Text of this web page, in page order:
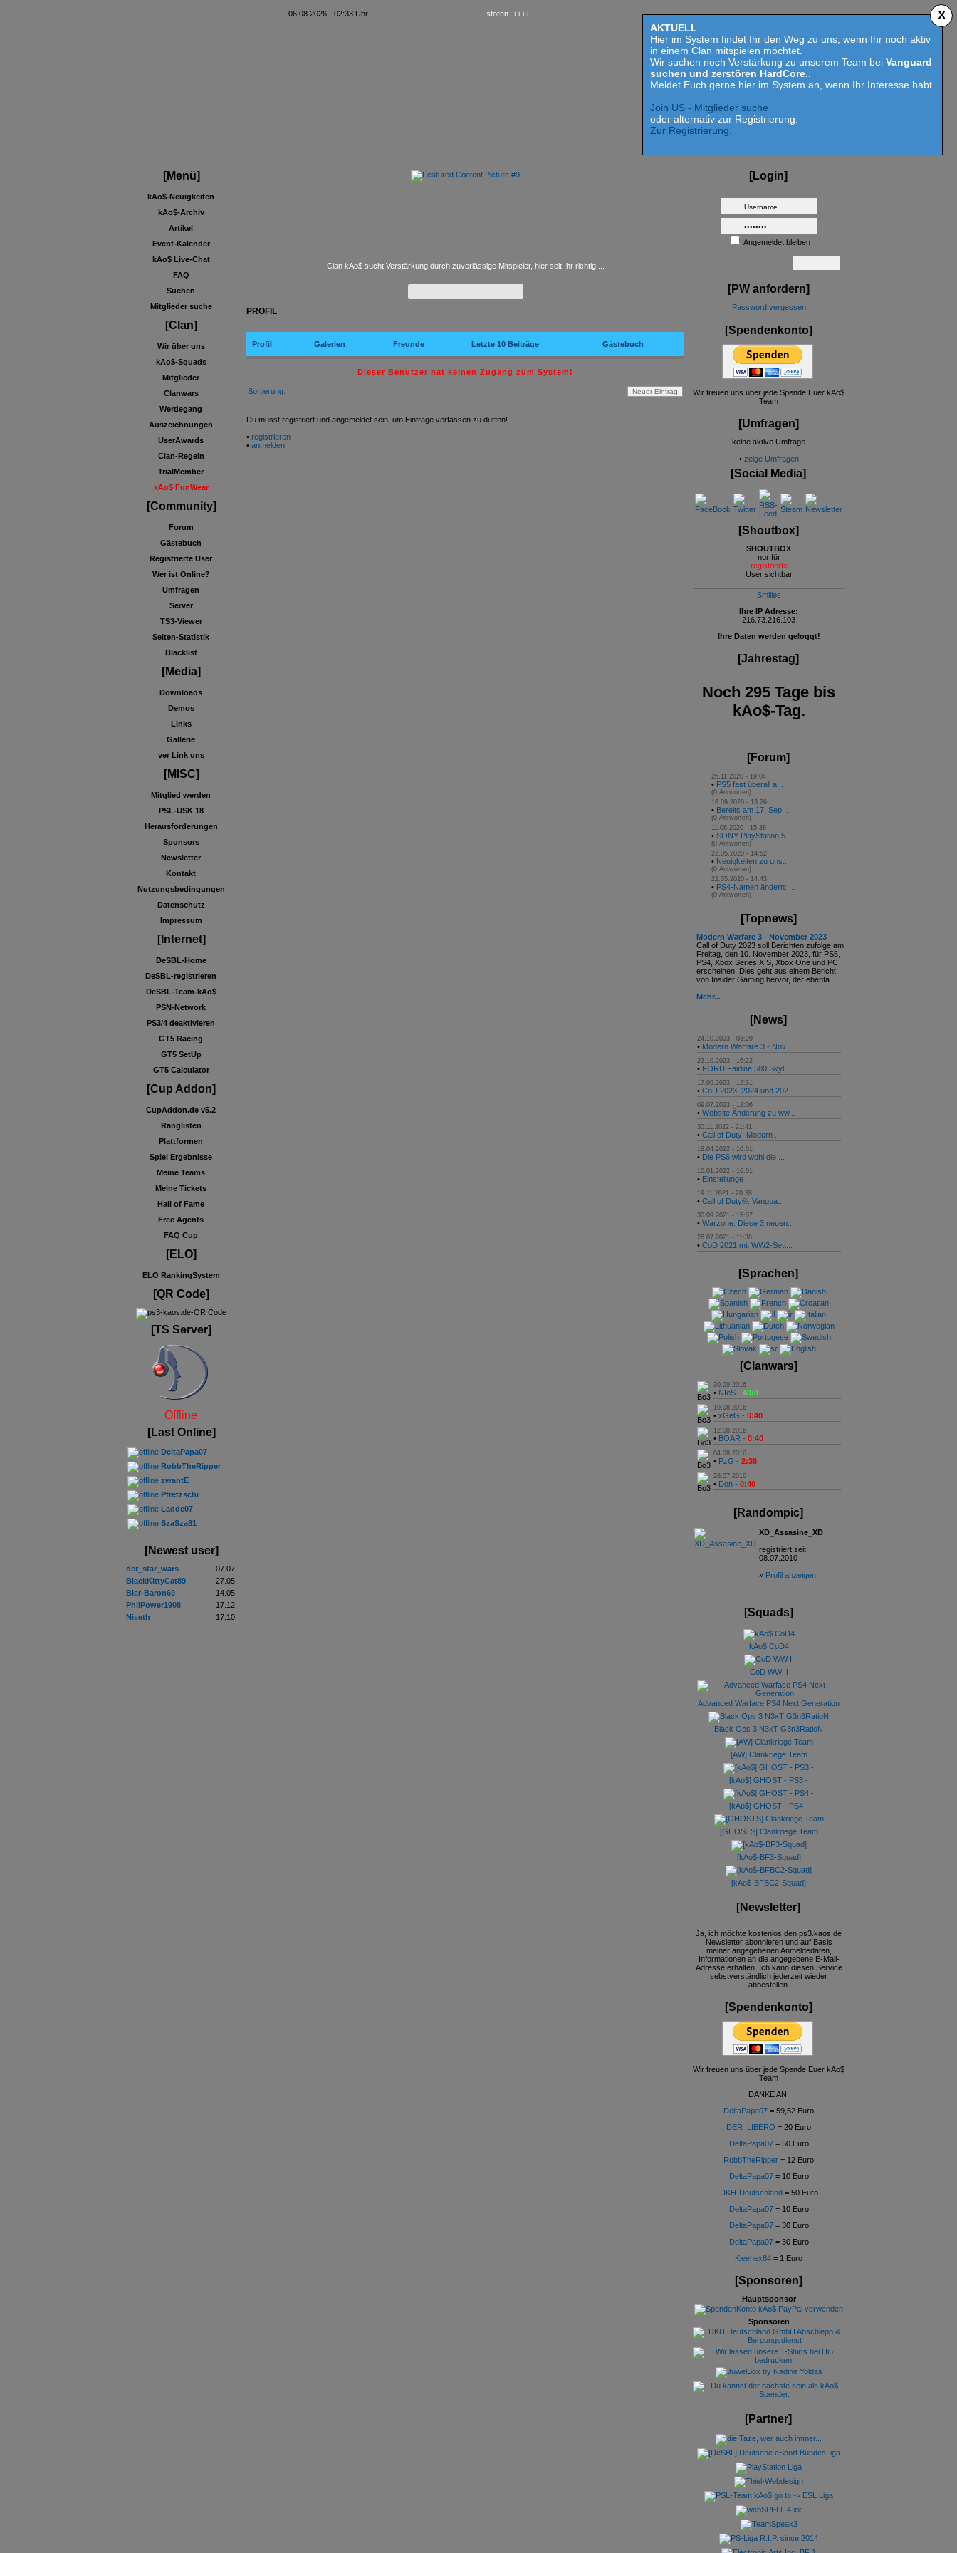
AKTUELL
Hier im System findet Ihr den Weg zu uns, wenn Ihr noch aktiv
in einem Clan mitspielen möchtet.
Wir suchen noch Verstärkung zu unserem Team bei Vanguard
suchen und zerstören HardCore.
Meldet Euch gerne hier im System an, wenn Ihr Interesse habt.
Join US - Mitglieder suche
oder alternativ zur Registrierung:
Zur Registrierung.
X
06.08.2026 - 02:33 Uhr
+++ kAo$ PS4/5 eSport Clan sucht auch 2023 Competition aktive Mitspieler für Call of Duty MW 2 - HardCore suchen und zerstören. ++++
[Menü]
kAo$-Neuigkeiten
kAo$-Archiv
Artikel
Event-Kalender
kAo$ Live-Chat
FAQ
Suchen
Mitglieder suche
[Clan]
Wir über uns
kAo$-Squads
Mitglieder
Clanwars
Werdegang
Auszeichnungen
UserAwards
Clan-Regeln
TrialMember
kAo$ FunWear
[Community]
Forum
Gästebuch
Registrierte User
Wer ist Online?
Umfragen
Server
TS3-Viewer
Seiten-Statistik
Blacklist
[Media]
Downloads
Demos
Links
Gallerie
ver Link uns
[MISC]
Mitglied werden
PSL-USK 18
Herausforderungen
Sponsors
Newsletter
Kontakt
Nutzungsbedingungen
Datenschutz
Impressum
[Internet]
DeSBL-Home
DeSBL-registrieren
DeSBL-Team-kAo$
PSN-Network
PS3/4 deaktivieren
GT5 Racing
GT5 SetUp
GT5 Calculator
[Cup Addon]
CupAddon.de v5.2
Ranglisten
Plattformen
Spiel Ergebnisse
Meine Teams
Meine Tickets
Hall of Fame
Free Agents
FAQ Cup
[ELO]
ELO RankingSystem
[QR Code]
[TS Server]
Offline
[Last Online]
DeltaPapa07
RobbTheRipper
zwantE
Pfretzschi
Ladde07
SzaSza81
[Newest user]
der_star_wars
07.07.
BlackKittyCat89
27.05.
Bier-Baron69
14.05.
PhilPower1908
17.12.
Niseth
17.10.
Clan kAo$ sucht Verstärkung durch zuverlässige Mitspieler, hier seit Ihr richtig ...
PROFIL
Profil Galerien Freunde Letzte 10 Beiträge Gästebuch
Dieser Benutzer hat keinen Zugang zum System!
Sortierung:
Du musst registriert und angemeldet sein, um Einträge verfassen zu dürfen!
• registrieren
• anmelden
[Login]
Angemeldet bleiben
[PW anfordern]
Password vergessen
[Spendenkonto]
Wir freuen uns über jede Spende Euer kAo$
Team
[Umfragen]
keine aktive Umfrage
• zeige Umfragen
[Social Media]
[Shoutbox]
SHOUTBOX
nur für
registrierte
User sichtbar
Smilies
Ihre IP Adresse:
216.73.216.103
Ihre Daten werden geloggt!
[Jahrestag]
Noch 295 Tage bis
kAo$-Tag.
[Forum]
25.11.2020 - 19:04
• PS5 fast überall a...
(0 Antworten)
18.09.2020 - 13:26
• Bereits am 17. Sep...
(0 Antworten)
11.06.2020 - 15:36
• SONY PlayStation 5...
(0 Antworten)
22.05.2020 - 14:52
• Neuigkeiten zu uns...
(0 Antworten)
22.05.2020 - 14:43
• PS4-Namen ändern: ...
(0 Antworten)
[Topnews]
Modern Warfare 3 - November 2023
Call of Duty 2023 soll Berichten zufolge am
Freitag, den 10. November 2023, für PS5,
PS4, Xbox Series X|S, Xbox One und PC
erscheinen. Dies geht aus einem Bericht
von Insider Gaming hervor, der ebenfa...
Mehr...
[News]
24.10.2023 - 03:29
• Modern Warfare 3 - Nov...
23.10.2023 - 16:22
• FORD Fairline 500 Skyl...
17.09.2023 - 12:31
• CoD 2023, 2024 und 202...
09.07.2023 - 12:06
• Website Änderung zu ww...
30.11.2022 - 21:41
• Call of Duty: Modern ...
18.04.2022 - 10:01
• Die PS6 wird wohl die ...
10.01.2022 - 16:01
• Einstellunge
19.11.2021 - 20:38
• Call of Duty®: Vangua...
30.09.2021 - 15:07
• Warzone: Diese 3 neuen...
26.07.2021 - 11:38
• CoD 2021 mit WW2-Sett...
[Sprachen]
[Clanwars]
30.09.2016
• NIeS - 40:0
19.08.2016
• xGeG - 0:40
12.08.2016
• BOAR - 0:40
04.08.2016
• PzG - 2:38
28.07.2016
• Don - 0:40
[Randompic]
XD_Assasine_XD
registriert seit:
08.07.2010
» Profil anzeigen
[Squads]
kAo$ CoD4
CoD WW II
Advanced Warface PS4 Next Generation
Black Ops 3 N3xT G3n3RatioN
[AW] Clankriege Team
[kAo$] GHOST - PS3 -
[kAo$] GHOST - PS4 -
[GHOSTS] Clankriege Team
[kAo$-BF3-Squad]
[kAo$-BFBC2-Squad]
[Newsletter]
Ja, ich möchte kostenlos den ps3.kaos.de
Newsletter abonnieren und auf Basis
meiner angegebenen Anmeldedaten,
Informationen an die angegebene E-Mail-
Adresse erhalten. Ich kann diesen Service
sebstverständlich jederzeit wieder
abbestellen.
[Spendenkonto]
Wir freuen uns über jede Spende Euer kAo$
Team
DANKE AN:
DeltaPapa07 = 59,52 Euro
DER_LIBERO = 20 Euro
DeltaPapa07= 50 Euro
RobbTheRipper = 12 Euro
DeltaPapa07= 10 Euro
DKH-Deutschland = 50 Euro
DeltaPapa07= 10 Euro
DeltaPapa07= 30 Euro
DeltaPapa07= 30 Euro
Kleenex84 = 1 Euro
[Sponsoren]
Hauptsponsor
Sponsoren
[Partner]